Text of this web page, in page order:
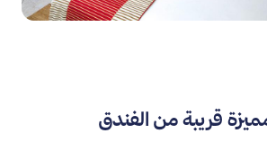
قريبة من الفندق